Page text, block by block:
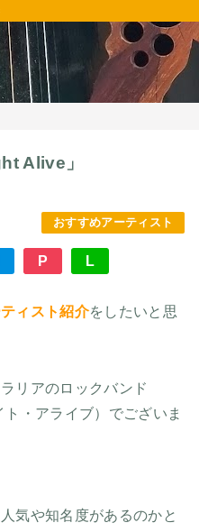
Alive」
おすすめアーティスト
P L
ィスト紹介をしたいと思
リアのロックバンド
ト・アライブ）でございま
気や知名度があるのかと